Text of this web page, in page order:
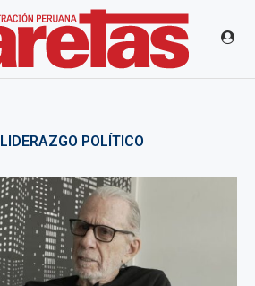
LIDERAZGO POLÍTICO